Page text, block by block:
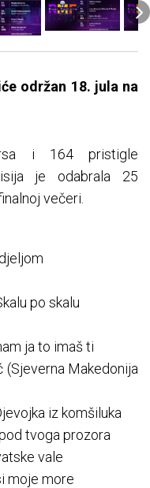
održan 18. jula na
i 164 pristigle
je odabrala 25
večeri.
po skalu
ja to imaš ti
(Sjeverna Makedonija
iz komšiluka
tvoga prozora
vale
moje more